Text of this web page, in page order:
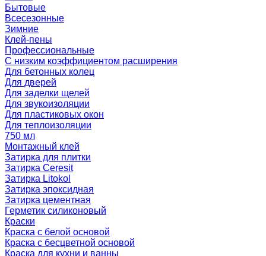
Бытовые
Всесезонные
Зимние
Клей-пены
Профессиональные
С низким коэффициентом расширения
Для бетонных колец
Для дверей
Для заделки щелей
Для звукоизоляции
Для пластиковых окон
Для теплоизоляции
750 мл
Монтажный клей
Затирка для плитки
Затирка Ceresit
Затирка Litokol
Затирка эпоксидная
Затирка цементная
Герметик силиконовый
Краски
Краска с белой основой
Краска с бесцветной основой
Краска для кухни и ванны